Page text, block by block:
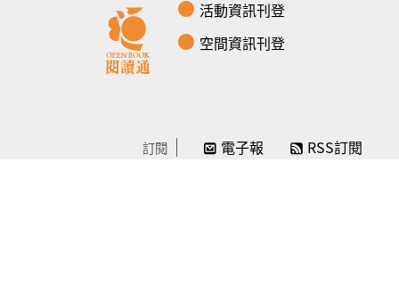
活動資訊刊登
空間資訊刊登
訂閱 電子報 RSS訂閱